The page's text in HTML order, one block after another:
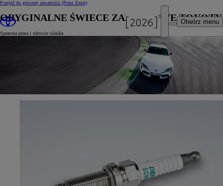
Przejdź do głównej zawartości (Press Enter)
Otwórz menu
ORYGINALNE ŚWIECE ZAPŁONOWE TOYOTY
Sprawna praca i zdrowie silnika